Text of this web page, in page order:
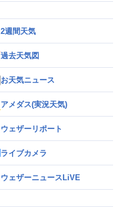
2週間天気
過去天気図
お天気ニュース
アメダス(実況天気)
ウェザーリポート
ライブカメラ
ウェザーニュースLiVE